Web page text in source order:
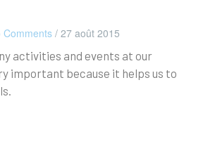
Comments/ 27 août 2015
activities and events at our
important because it helps us to